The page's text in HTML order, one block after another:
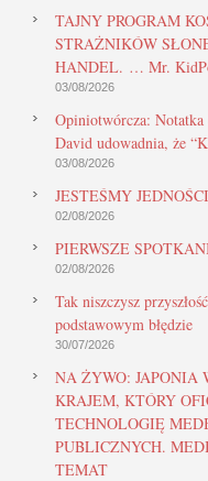
TAJNY PROGRAM
STRAŻNIKÓW
HANDEL. … Mr.
03/08/2026
Opiniotwórcza: Notatka
David udowadnia, że
03/08/2026
JESTEŚMY
02/08/2026
PIERWSZE
02/08/2026
Tak niszczysz
podstawowym błędzie
30/07/2026
NA ŻYWO: JAPONIA
KRAJEM, KTÓRY
TECHNOLOGIĘ
PUBLICZNYCH.
TEMAT